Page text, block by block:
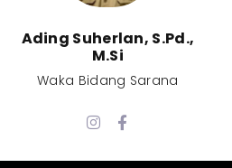
Ading Suherlan, S.Pd.,
M.Si​
Waka Bidang Sarana​